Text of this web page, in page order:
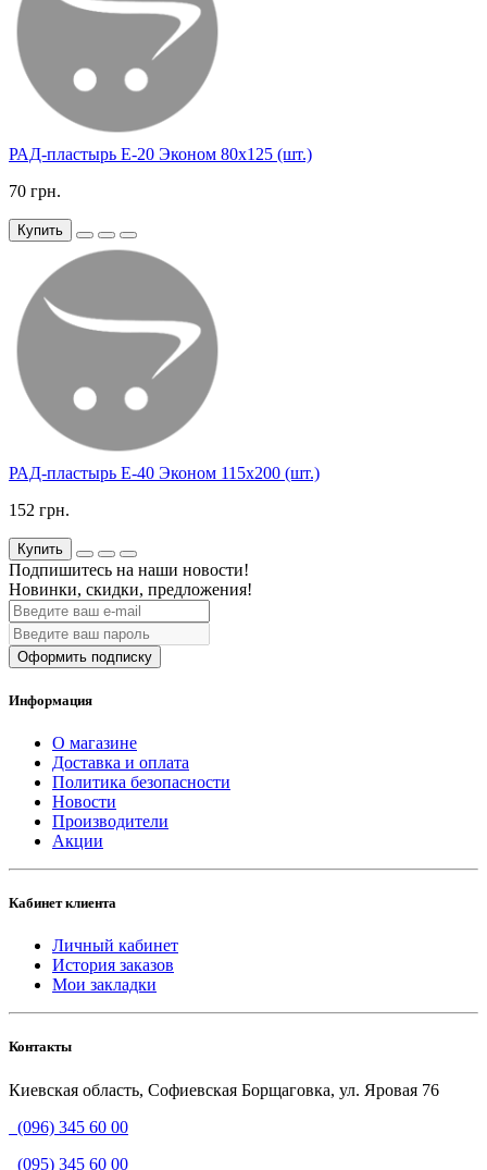
РАД-пластырь Е-20 Эконом 80х125 (шт.)
70 грн.
Купить
РАД-пластырь Е-40 Эконом 115х200 (шт.)
152 грн.
Купить
Подпишитесь на наши новости!
Новинки, скидки, предложения!
Оформить подписку
Информация
О магазине
Доставка и оплата
Политика безопасности
Новости
Производители
Акции
Кабинет клиента
Личный кабинет
История заказов
Мои закладки
Контакты
Киевская область, Софиевская Борщаговка, ул. Яровая 76
(096) 345 60 00
(095) 345 60 00